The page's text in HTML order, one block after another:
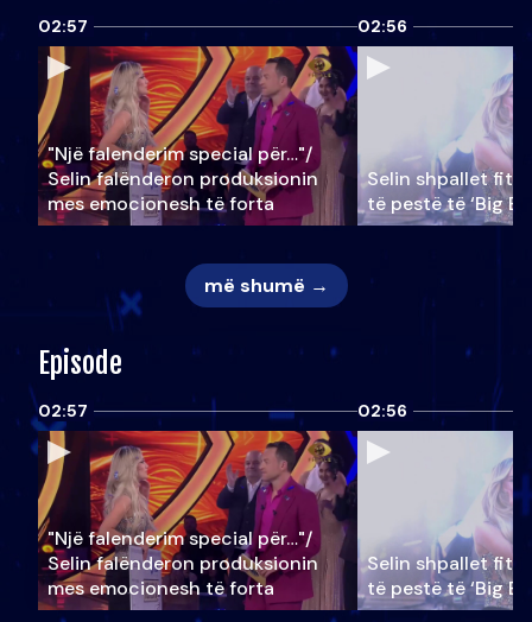
02:57
"Një falenderim special për…"/
Selin falënderon produksionin
mes emocionesh të forta
02:56
Selin shpallet
të pestë të ‘Big
më shumë →
Episode
02:57
"Një falenderim special për…"/
Selin falënderon produksionin
mes emocionesh të forta
02:56
Selin shpallet
të pestë të ‘Big